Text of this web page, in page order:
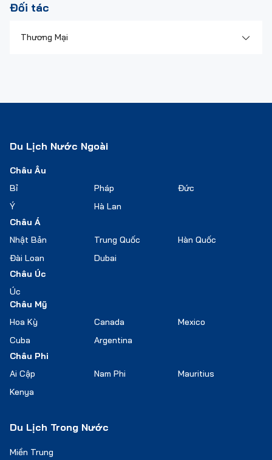
Đối tác
Thương Mại
Tài Chính
Du Lịch Nước Ngoài
Châu Âu
Bỉ
Pháp
Đức
Ý
Hà Lan
Châu Á
Nhật Bản
Trung Quốc
Hàn Quốc
Đài Loan
Dubai
Châu Úc
Úc
Châu Mỹ
Hoa Kỳ
Canada
Mexico
Cuba
Argentina
Châu Phi
Ai Cập
Nam Phi
Mauritius
Kenya
Du Lịch Trong Nước
Miền Trung